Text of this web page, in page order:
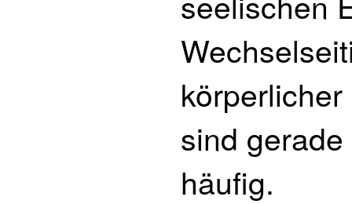
sind
häufig.